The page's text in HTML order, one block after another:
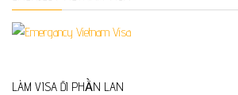
LÀM VISA ĐI PHẦN LAN